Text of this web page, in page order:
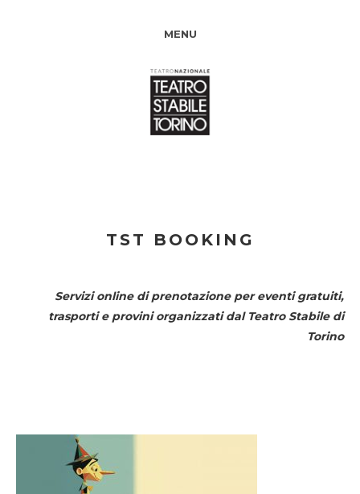
MENU
TST BOOKING
Servizi online di prenotazione per eventi gratuiti,
trasporti e provini organizzati dal Teatro Stabile di
Torino